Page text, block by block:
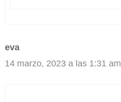
eva
14 marzo, 2023 a las 1:31 am